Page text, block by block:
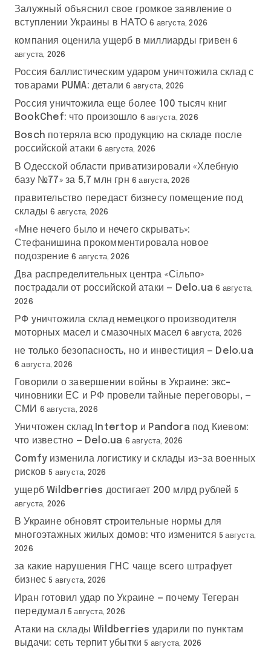
Залужный объяснил свое громкое заявление о
вступлении Украины в НАТО 6 августа, 2026
компания оценила ущерб в миллиарды гривен 6
августа, 2026
Россия баллистическим ударом уничтожила склад с
товарами PUMA: детали 6 августа, 2026
Россия уничтожила еще более 100 тысяч книг
BookChef: что произошло 6 августа, 2026
Bosch потеряла всю продукцию на складе после
российской атаки 6 августа, 2026
В Одесской области приватизировали «Хлебную
базу №77» за 5,7 млн грн 6 августа, 2026
правительство передаст бизнесу помещение под
склады 6 августа, 2026
«Мне нечего было и нечего скрывать»:
Стефанишина прокомментировала новое
подозрение 6 августа, 2026
Два распределительных центра «Сільпо»
пострадали от российской атаки — Delo.ua 6 августа,
2026
РФ уничтожила склад немецкого производителя
моторных масел и смазочных масел 6 августа, 2026
не только безопасность, но и инвестиция — Delo.ua
6 августа, 2026
Говорили о завершении войны в Украине: экс-
чиновники ЕС и РФ провели тайные переговоры, —
СМИ
6 августа, 2026
Уничтожен склад Intertop и Pandora под Киевом:
что известно — Delo.ua 6 августа, 2026
Comfy изменила логистику и склады из-за военных
рисков 5 августа, 2026
ущерб Wildberries достигает 200 млрд рублей 5
августа, 2026
В Украине обновят строительные нормы для
многоэтажных жилых домов: что изменится 5 августа,
2026
за какие нарушения ГНС чаще всего штрафует
бизнес 5 августа, 2026
Иран готовил удар по Украине — почему Тегеран
передумал 5 августа, 2026
Атаки на склады Wildberries ударили по пунктам
выдачи: сеть терпит убытки 5 августа, 2026